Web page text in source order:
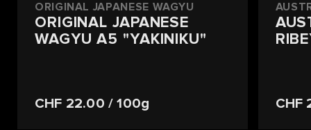
ORIGINAL JAPANESE WAGYU
ORIGINAL JAPANESE
WAGYU A5 "YAKINIKU"
CHF 22.00 / 100g CHF